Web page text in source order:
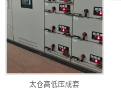
太仓高低压成套